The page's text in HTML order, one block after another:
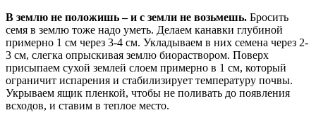
В землю не положишь – и с земли не возьмешь. Бросить
семя в землю тоже надо уметь. Делаем канавки глубиной
примерно 1 см через 3-4 см. Укладываем в них семена через 2-
3 см, слегка опрыскивая землю биораствором. Поверх
присыпаем сухой землей слоем примерно в 1 см, который
ограничит испарения и стабилизирует температуру почвы.
Укрываем ящик пленкой, чтобы не поливать до появления
всходов, и ставим в теплое место.